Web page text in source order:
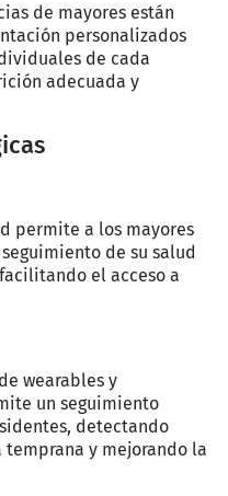
de mayores están
personalizados
de cada
adecuada y
permite a los mayores
de su salud
el acceso a
wearables y
un seguimiento
detectando
y mejorando la